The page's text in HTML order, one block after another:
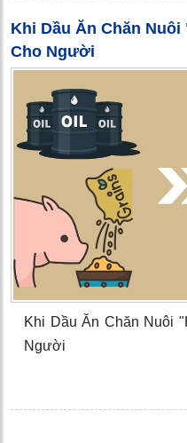
Khi Dầu Ăn Chăn
Cho Người
Khi Dầu Ăn Chăn Nuôi
Người